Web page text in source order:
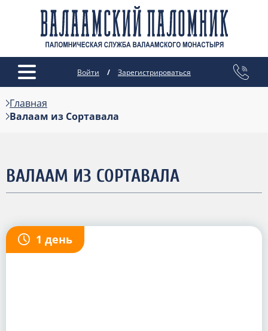
Войти / Зарегистрироваться
Главная
Валаам из Сортавала
ВАЛААМ ИЗ СОРТАВАЛА
1 день